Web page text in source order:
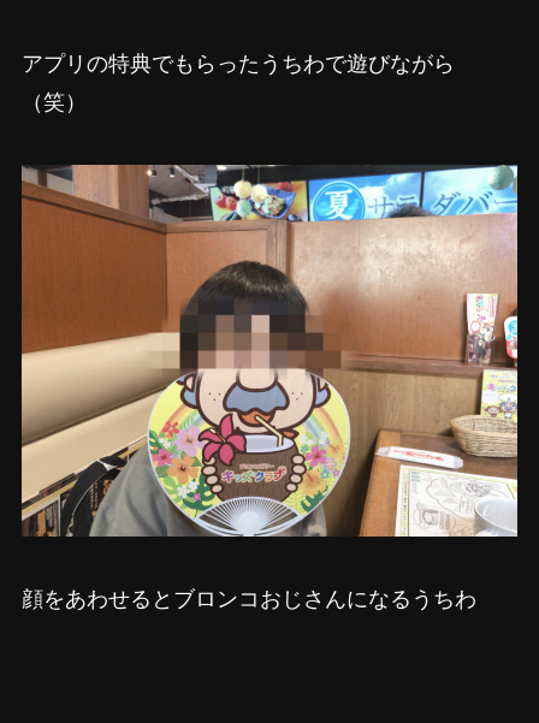
アプリの特典でもらったうちわで遊びながら
（笑）
顔をあわせるとブロンコおじさんになるうちわ